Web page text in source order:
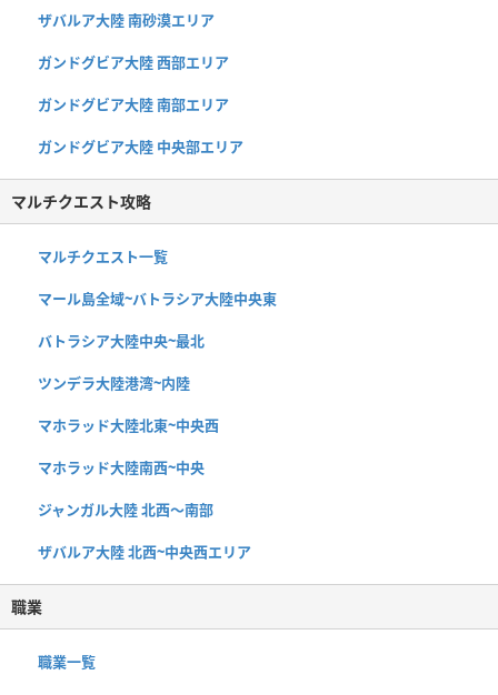
ザバルア大陸 南砂漠エリア
ガンドグビア大陸 西部エリア
ガンドグビア大陸 南部エリア
ガンドグビア大陸 中央部エリア
マルチクエスト攻略
マルチクエスト一覧
マール島全域~バトラシア大陸中央東
バトラシア大陸中央~最北
ツンデラ大陸港湾~内陸
マホラッド大陸北東~中央西
マホラッド大陸南西~中央
ジャンガル大陸 北西〜南部
ザバルア大陸 北西~中央西エリア
職業
職業一覧